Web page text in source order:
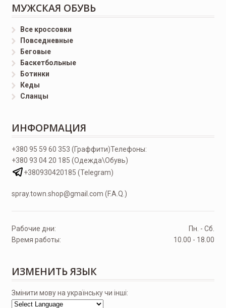
МУЖСКАЯ ОБУВЬ
Все кроссовки
Повседневные
Беговые
Баскетбольные
Ботинки
Кеды
Сланцы
ИНФОРМАЦИЯ
Телефоны:
+380 95 59 60 353 (Граффити)
+380 93 04 20 185 (Одежда\Обувь)
+380930420185 (Telegram)
spray.town.shop@gmail.com (F.A.Q.)
Рабочие дни:
Пн. - Сб.
Время работы:
10.00 - 18.00
ИЗМЕНИТЬ ЯЗЫК
Змінити мову на українську чи інші: